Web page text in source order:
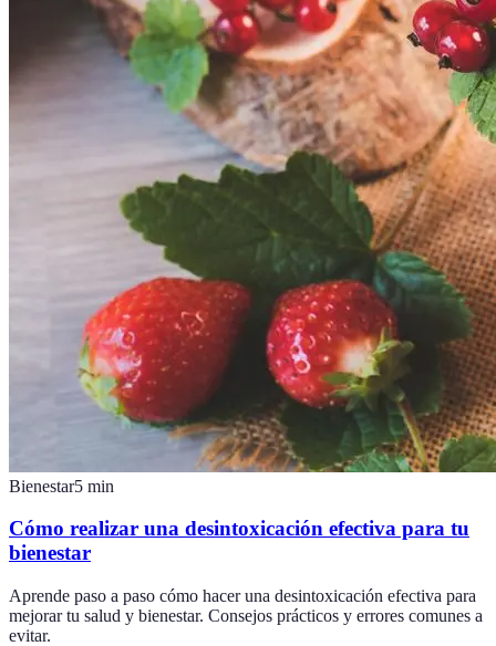
Bienestar5 min
Cómo realizar una desintoxicación efectiva para tu
bienestar
Aprende paso a paso cómo hacer una desintoxicación efectiva para
mejorar tu salud y bienestar. Consejos prácticos y errores comunes a
evitar.